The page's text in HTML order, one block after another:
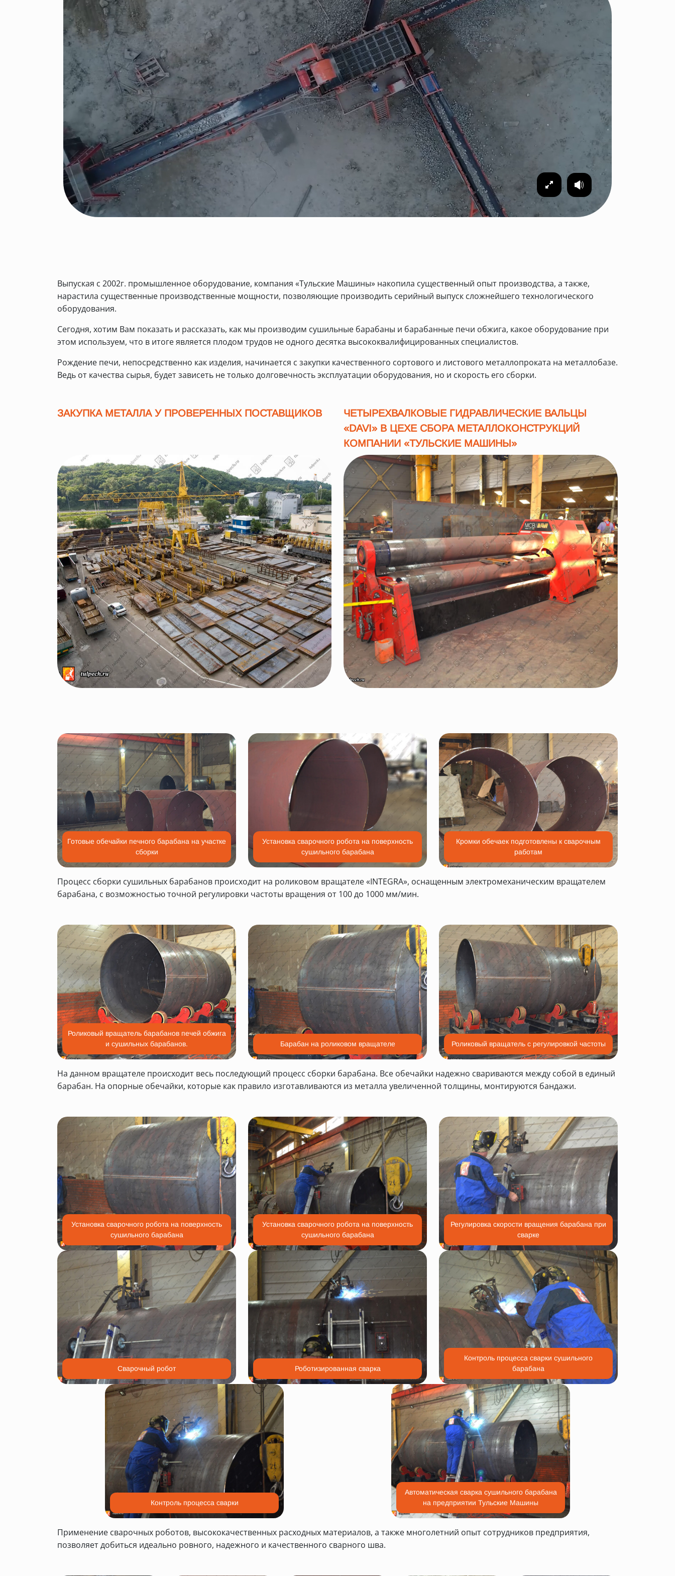
Выпуская с 2002г. промышленное оборудование, компания «Тульские Машины» накопила существенный опыт производства, а также,
нарастила существенные производственные мощности, позволяющие производить серийный выпуск сложнейшего технологического
оборудования.
Сегодня, хотим Вам показать и рассказать, как мы производим сушильные барабаны и барабанные печи обжига, какое оборудование при
этом используем, что в итоге является плодом трудов не одного десятка высококвалифицированных специалистов.
Рождение печи, непосредственно как изделия, начинается с закупки качественного сортового и листового металлопроката на металлобазе.
Ведь от качества сырья, будет зависеть не только долговечность эксплуатации оборудования, но и скорость его сборки.
ЗАКУПКА МЕТАЛЛА У ПРОВЕРЕННЫХ ПОСТАВЩИКОВ
ЧЕТЫРЕХВАЛКОВЫЕ ГИДРАВЛИЧЕСКИЕ ВАЛЬЦЫ
«DAVI» В ЦЕХЕ СБОРА МЕТАЛЛОКОНСТРУКЦИЙ
КОМПАНИИ «ТУЛЬСКИЕ МАШИНЫ»
Готовые обечайки печного барабана на участке
сборки
Установка сварочного робота на поверхность
сушильного барабана
Кромки обечаек подготовлены к сварочным
работам
Процесс сборки сушильных барабанов происходит на роликовом вращателе «INTEGRA», оснащенным электромеханическим вращателем
барабана, с возможностью точной регулировки частоты вращения от 100 до 1000 мм/мин.
Роликовый вращатель барабанов печей обжига
и сушильных барабанов.
Барабан на роликовом вращателе Роликовый вращатель с регулировкой частоты
На данном вращателе происходит весь последующий процесс сборки барабана. Все обечайки надежно свариваются между собой в единый
барабан. На опорные обечайки, которые как правило изготавливаются из металла увеличенной толщины, монтируются бандажи.
Установка сварочного робота на поверхность
сушильного барабана
Установка сварочного робота на поверхность
сушильного барабана
Регулировка скорости вращения барабана при
сварке
Сварочный робот Роботизированная сварка
Контроль процесса сварки сушильного
барабана
Контроль процесса сварки
Автоматическая сварка сушильного барабана
на предприятии Тульские Машины
Применение сварочных роботов, высококачественных расходных материалов, а также многолетний опыт сотрудников предприятия,
позволяет добиться идеально ровного, надежного и качественного сварного шва.